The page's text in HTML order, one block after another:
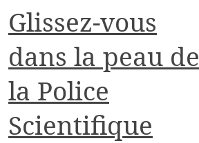
Glissez-vous
dans la peau de
la Police
Scientifique